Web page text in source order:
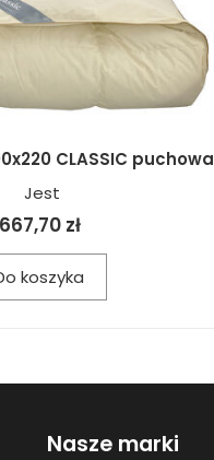
CLASSIC puchowa
Jest
667,70 zł
koszyka
Nasze marki